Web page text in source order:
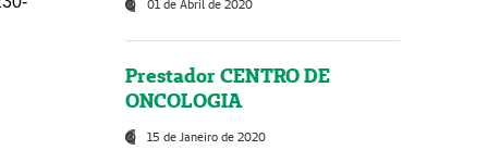
01 de Abril de 2020
Prestador CENTRO DE
ONCOLOGIA
15 de Janeiro de 2020